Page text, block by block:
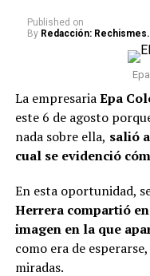
“Van dos
de dos
totalmente
bien.
tema ahí
mamá de
Como se lo
en algunas
Published on
By Redacción:
La empresariaEpa
este 6 de agosto
nada sobre ella, salió
cual se evidenció
En esta oportunidad,
Herrera compartió
imagen en la que
como era de
miradas.